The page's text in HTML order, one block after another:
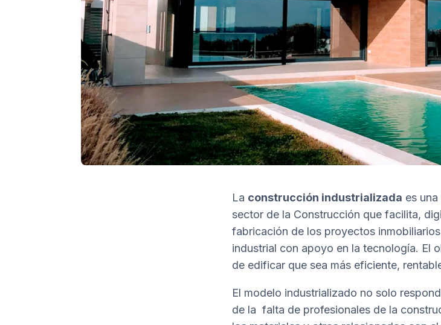
La construcción industrializada es
sector de la Construcción que facilita,
fabricación de los proyectos
industrial con apoyo en la tecnología. El
de edificar que sea más eficiente,
El modelo industrializado no solo
de la falta de profesionales de la